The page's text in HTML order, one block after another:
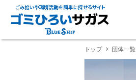
ごみ拾いや環境活動を簡単に探せるサイト
トップ 団体一覧